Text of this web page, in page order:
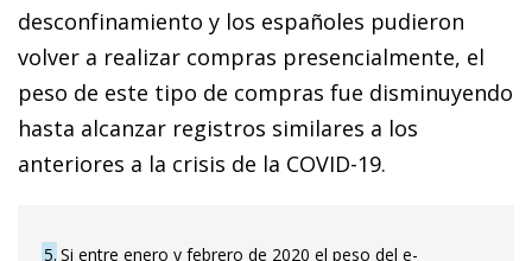
desconfinamiento y los españoles pudieron
volver a realizar compras presencialmente, el
peso de este tipo de compras fue disminuyendo
hasta alcanzar registros similares a los
anteriores a la crisis de la COVID-19.
5 Si entre enero y febrero de 2020 el peso del e-